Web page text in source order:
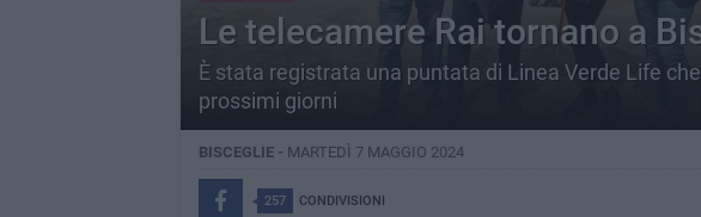
Le telecamere Rai tornano a
È stata registrata una puntata di Linea Verde Life
prossimi giorni
BISCEGLIE - MARTEDÌ 7 MAGGIO 2024
257 CONDIVISIONI